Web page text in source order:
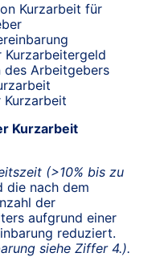
Kurzarbeit für
Kurzarbeitergeld
des Arbeitgebers
Kurzarbeit
Kurzarbeit
(>10% bis zu
die nach dem
der
aufgrund einer
reduziert.
siehe Ziffer 4.).